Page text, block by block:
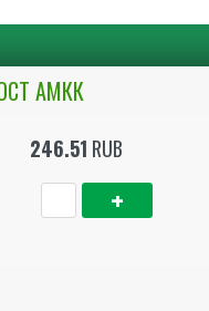
АМКК
246.51 RUB